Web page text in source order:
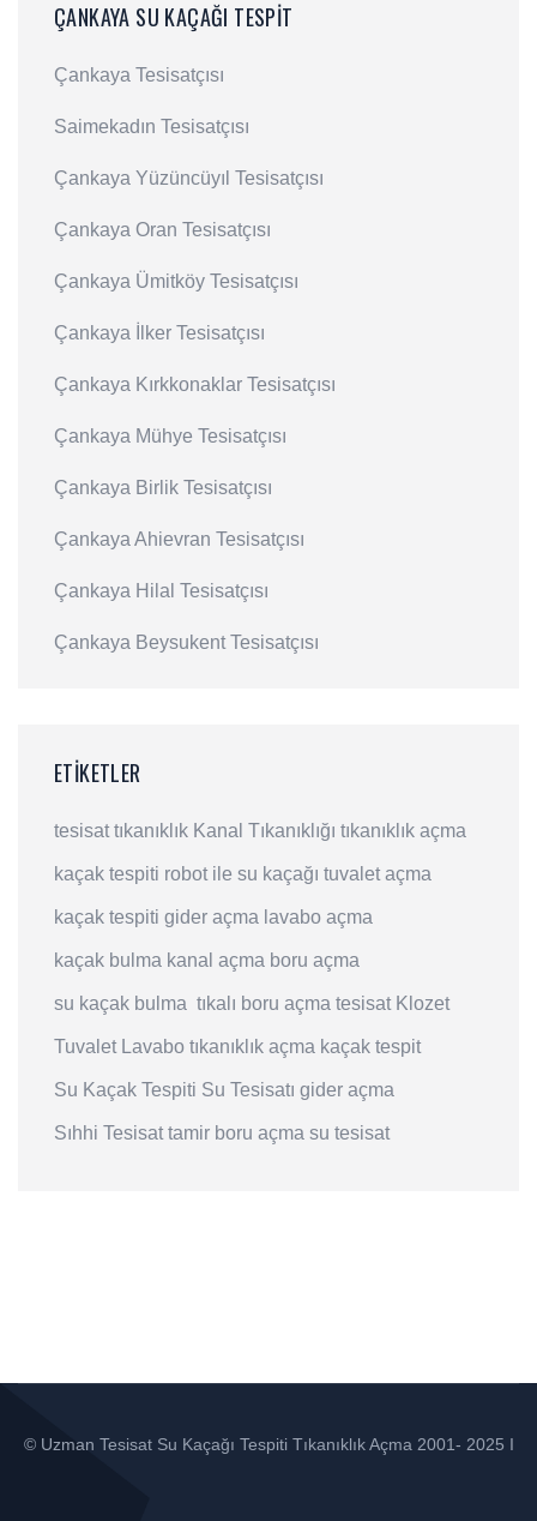
ÇANKAYA SU KAÇAĞI TESPIT
Çankaya Tesisatçısı
Saimekadın Tesisatçısı
Çankaya Yüzüncüyıl Tesisatçısı
Çankaya Oran Tesisatçısı
Çankaya Ümitköy Tesisatçısı
Çankaya İlker Tesisatçısı
Çankaya Kırkkonaklar Tesisatçısı
Çankaya Mühye Tesisatçısı
Çankaya Birlik Tesisatçısı
Çankaya Ahievran Tesisatçısı
Çankaya Hilal Tesisatçısı
Çankaya Beysukent Tesisatçısı
ETIKETLER
tesisat tıkanıklık Kanal Tıkanıklığı tıkanıklık açma
kaçak tespiti robot ile su kaçağı tuvalet açma
kaçak tespiti gider açma lavabo açma
kaçak bulma kanal açma boru açma
su kaçak bulma tıkalı boru açma tesisat Klozet
Tuvalet Lavabo tıkanıklık açma kaçak tespit
Su Kaçak Tespiti Su Tesisatı gider açma
Sıhhi Tesisat tamir boru açma su tesisat
© Uzman Tesisat Su Kaçağı Tespiti Tıkanıklık Açma 2001- 2025 I